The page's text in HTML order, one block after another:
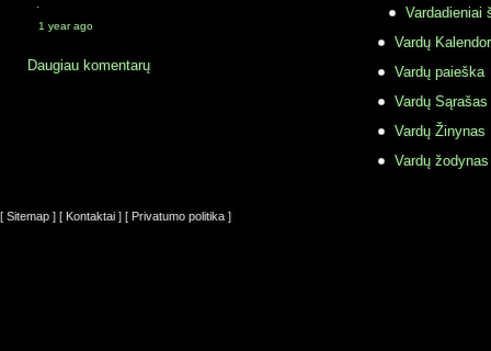
·
1 year ago
Daugiau komentarų
Vardadieniai
Vardų
Vardų paieška
Vardų Sąrašas
Vardų Žinynas
Vardų
[ Sitemap ] [ Kontaktai ] [ Privatumo politika ]